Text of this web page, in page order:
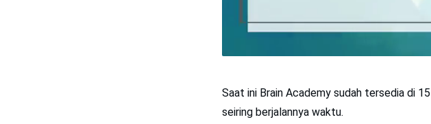
Saat ini Brain Academy sudah tersedia di
seiring berjalannya waktu.